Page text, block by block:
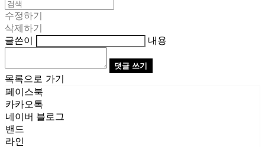
수정하기
삭제하기
글쓴이
내용
댓글 쓰기
목록으로 가기
페이스북
카카오톡
네이버 블로그
밴드
라인